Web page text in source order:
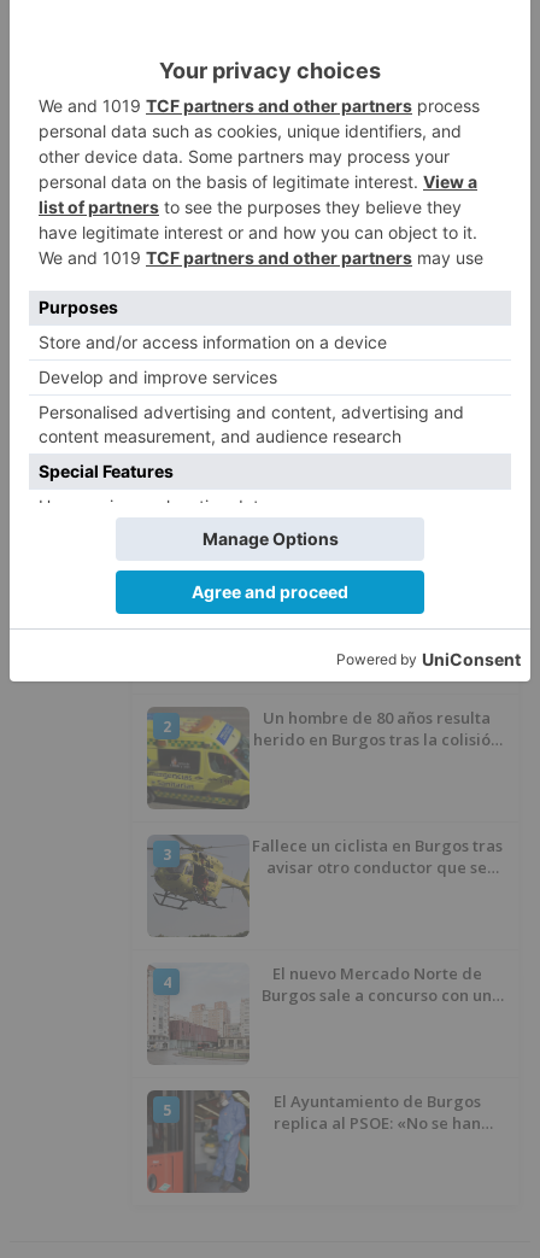
3
Santiago Lencina, nuevo
refuerzo del Burgos CF para la
temporada 2026/27
4
El Burgos CF anuncia que Álex
Lizancos ha sido operado con
éxito del menisco de su rodilla
5
Detenidas tres personas en
Quintanar de la Sierra con
hachís, cocaína y marihuana
ocultos en su vehículo
LO ÚLTIMO
Herido un motorista en Belorado
en la Avenida Burgos
2
Un hombre de 80 años resulta
herido en Burgos tras la colisión
3
Fallece un ciclista en Burgos tras
avisar otro conductor que se
4
El nuevo Mercado Norte de
Burgos sale a concurso con un
5
El Ayuntamiento de Burgos
replica al PSOE: «No se han